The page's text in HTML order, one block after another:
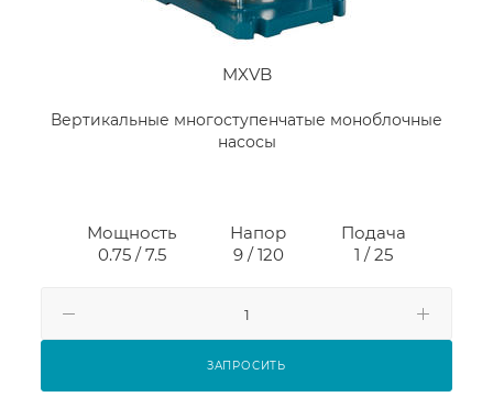
MXVB
Вертикальные многоступенчатые моноблочные
насосы
Мощность
0.75 / 7.5
Напор
9 / 120
Подача
1 / 25
ЗАПРОСИТЬ